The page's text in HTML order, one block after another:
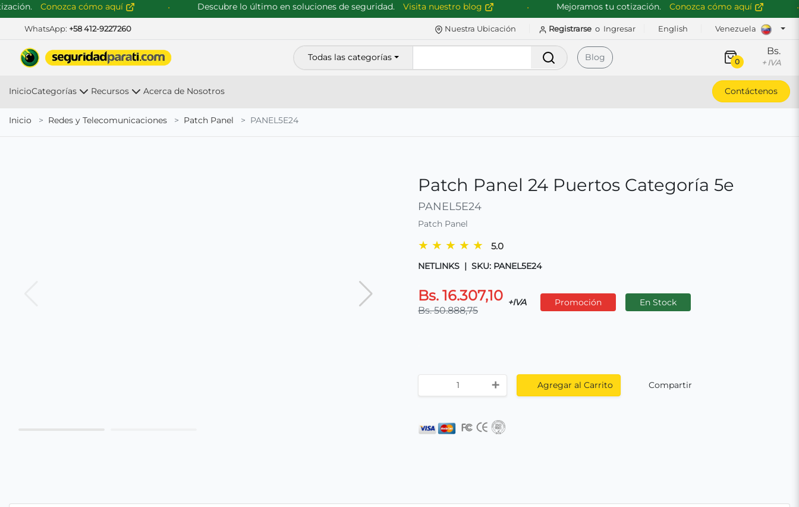
Mejoramos tu cotización. Conozca cómo aquí
Conozca cómo aquí Descubre lo último en soluciones de seguridad. Visita nuestro blog
WhatsApp: +58 412-9227260 Nuestra Ubicación Registrarse o Ingresar English Venezuela
Todas las categorías Buscar Blog 0
Bs.
+ IVA
InicioCategorías Recursos Acerca de Nosotros Contáctenos
Inicio Redes y Telecomunicaciones Patch Panel PANEL5E24
Patch Panel 24 Puertos Categoría 5e
PANEL5E24
Patch Panel
★ ★ ★ ★ ★ 5.0
NETLINKS | SKU: PANEL5E24
Bs. 16.307,10
Bs. 50.888,75
+IVA Promoción En Stock
+ Agregar al Carrito Compartir